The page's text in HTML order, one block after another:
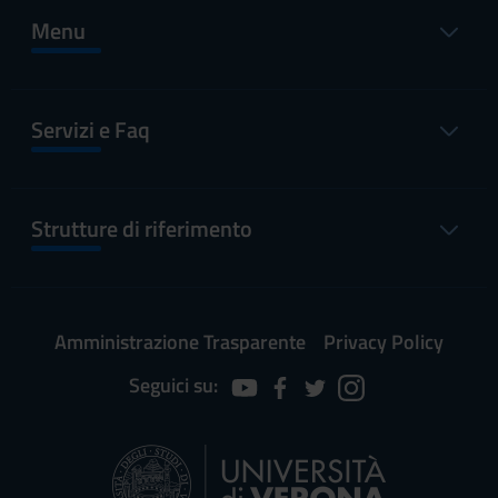
Menu
Servizi e Faq
Strutture di riferimento
Amministrazione Trasparente
Privacy Policy
Seguici su: